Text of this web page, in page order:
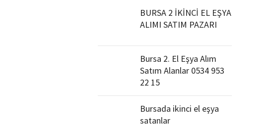
BURSA 2 İKİNCİ EL EŞYA
ALIMI SATIM PAZARI
Bursa 2. El Eşya Alım
Satım Alanlar 0534 953
22 15
Bursada ikinci el eşya
satanlar